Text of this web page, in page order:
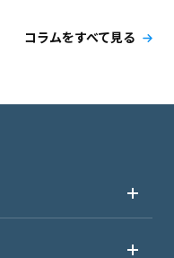
コラムをすべて見る